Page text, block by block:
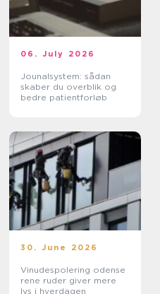
06. July 2026
Jounalsystem: sådan
skaber du overblik og
bedre patientforløb
30. June 2026
Vinudespolering odense
rene ruder giver mere
lys i hverdagen